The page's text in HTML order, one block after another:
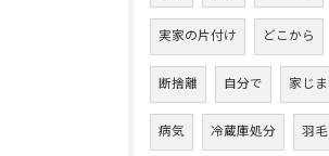
実家の片付け どこから
断捨離 自分で 家じ
病気 冷蔵庫処分 羽毛